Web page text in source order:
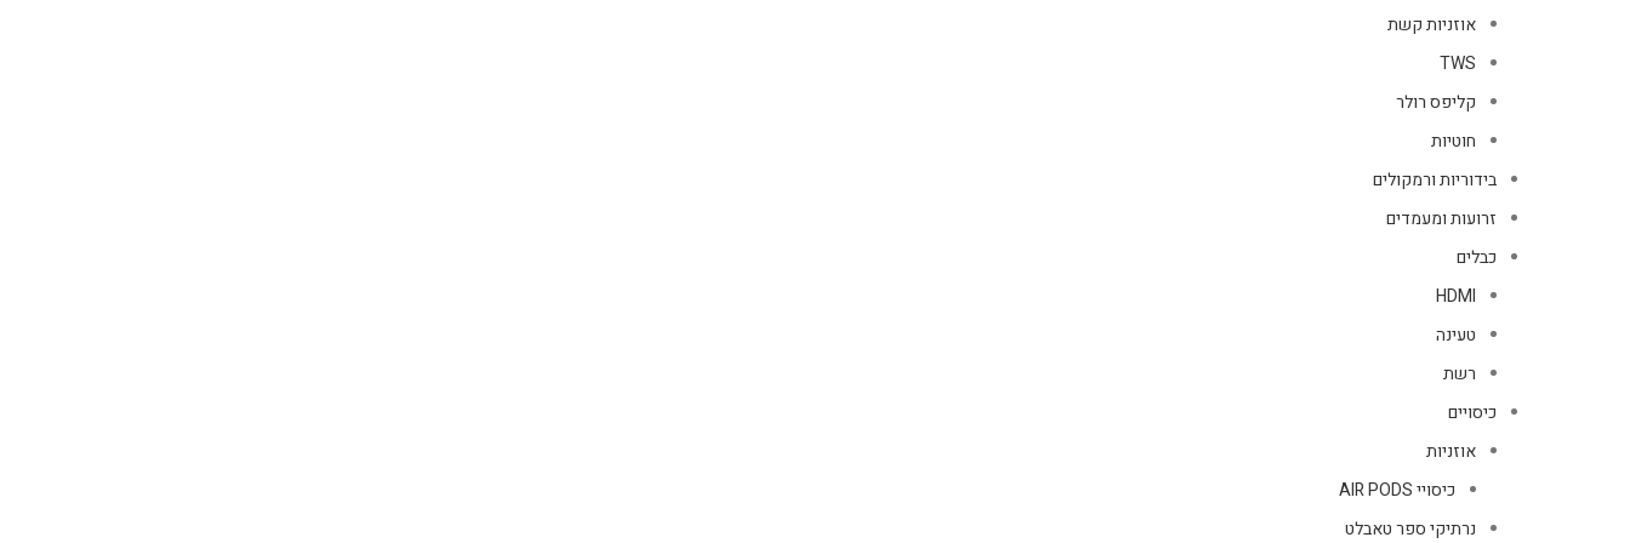
אוזניות קשת
TWS
קליפס רולר
חוטיות
בידוריות ורמקולים
זרועות ומעמדים
כבלים
HDMI
טעינה
רשת
כיסויים
אוזניות
כיסויי AIR PODS
נרתיקי ספר טאבלט